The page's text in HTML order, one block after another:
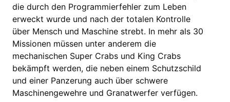
die durch den Programmierfehler zum Leben
erweckt wurde und nach der totalen Kontrolle
über Mensch und Maschine strebt. In mehr als 30
Missionen müssen unter anderem die
mechanischen Super Crabs und King Crabs
bekämpft werden, die neben einem Schutzschild
und einer Panzerung auch über schwere
Maschinengewehre und Granatwerfer verfügen.